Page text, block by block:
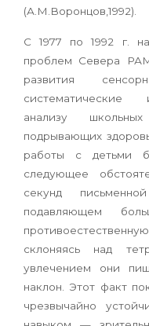
(А.М.Воронцов,1992).
С 1977 по 1992 г.
проблем Севера
развития
систематические
анализу
подрывающих
работы с детьми
следующее
секунд
подавляющем
склоняясь над
увлечением они
наклон. Этот факт
чрезвычайно